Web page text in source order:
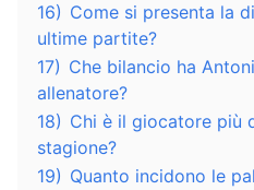
16) Come si presenta la
ultime partite?
17) Che bilancio ha
allenatore?
18) Chi è il giocatore più
stagione?
19) Quanto incidono le